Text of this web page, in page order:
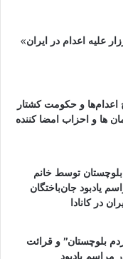
علیه اعدام در ایران»
و حکومت کشتار
ها و احزاب امضا کننده
توسط خانم
یادبود جان‌باختگان
در کانادا
بلوچستان” و قرائت